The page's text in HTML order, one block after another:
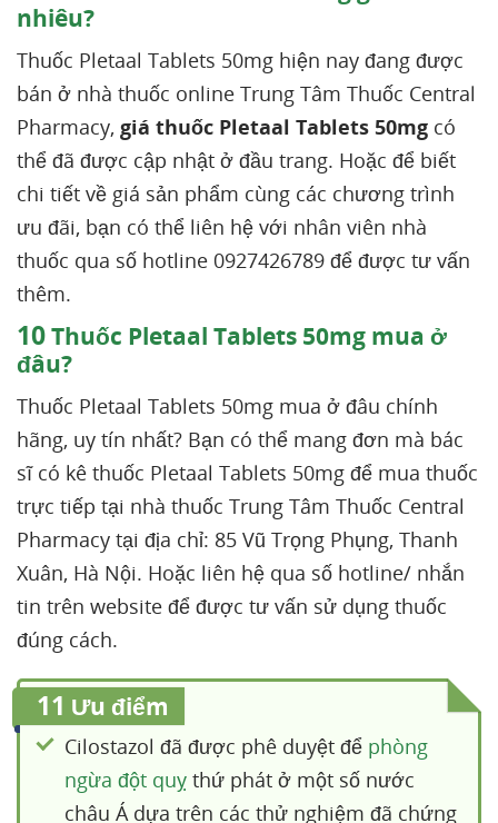
nhiêu?
Thuốc Pletaal Tablets 50mg hiện nay đang được
bán ở nhà thuốc online Trung Tâm Thuốc Central
Pharmacy, giá thuốc Pletaal Tablets 50mg có
thể đã được cập nhật ở đầu trang. Hoặc để biết
chi tiết về giá sản phẩm cùng các chương trình
ưu đãi, bạn có thể liên hệ với nhân viên nhà
thuốc qua số hotline 0927426789 để được tư vấn
thêm.
10Thuốc Pletaal Tablets 50mg mua ở
đâu?
Thuốc Pletaal Tablets 50mg mua ở đâu chính
hãng, uy tín nhất? Bạn có thể mang đơn mà bác
sĩ có kê thuốc Pletaal Tablets 50mg để mua thuốc
trực tiếp tại nhà thuốc Trung Tâm Thuốc Central
Pharmacy tại địa chỉ: 85 Vũ Trọng Phụng, Thanh
Xuân, Hà Nội. Hoặc liên hệ qua số hotline/ nhắn
tin trên website để được tư vấn sử dụng thuốc
đúng cách.
11 Ưu điểm
Cilostazol đã được phê duyệt để phòng
ngừa đột quỵ thứ phát ở một số nước
châu Á dựa trên các thử nghiệm đã chứng